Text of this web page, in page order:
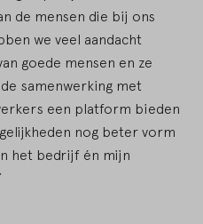
de mensen die bij ons
we veel aandacht
goede mensen en ze
samenwerking met
een platform bieden
nog beter vorm
het bedrijf én mijn